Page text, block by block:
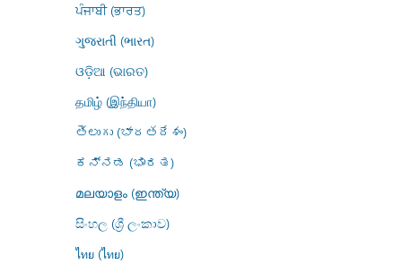
ਪੰਜਾਬੀ (ਭਾਰਤ)
ગુજરાતી (ભારત)
ଓଡ଼ିଆ (ଭାରତ)
தமிழ் (இந்தியா)
తెలుగు (భారతదేశం)
ಕನ್ನಡ (ಭಾರತ)
മലയാളം (ഇന്ത്യ)
සිංහල (ශ්‍රී ලංකාව)
ไทย (ไทย)